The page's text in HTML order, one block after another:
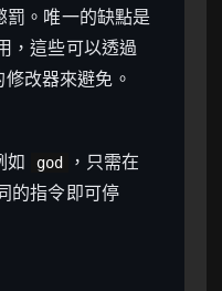
。唯一的缺點是
，這些可以透過
改器來避免。
如
god
，只需在
的指令即可停